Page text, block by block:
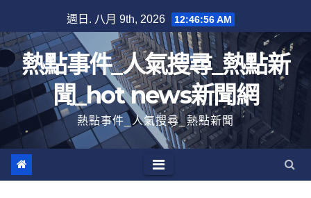
至
內
容
週日. 八月 9th, 2026 12:46:56 AM
熱點事件_人氣搜尋_熱點新
聞_hot news新聞網
熱點事件_人氣搜尋_熱點新聞